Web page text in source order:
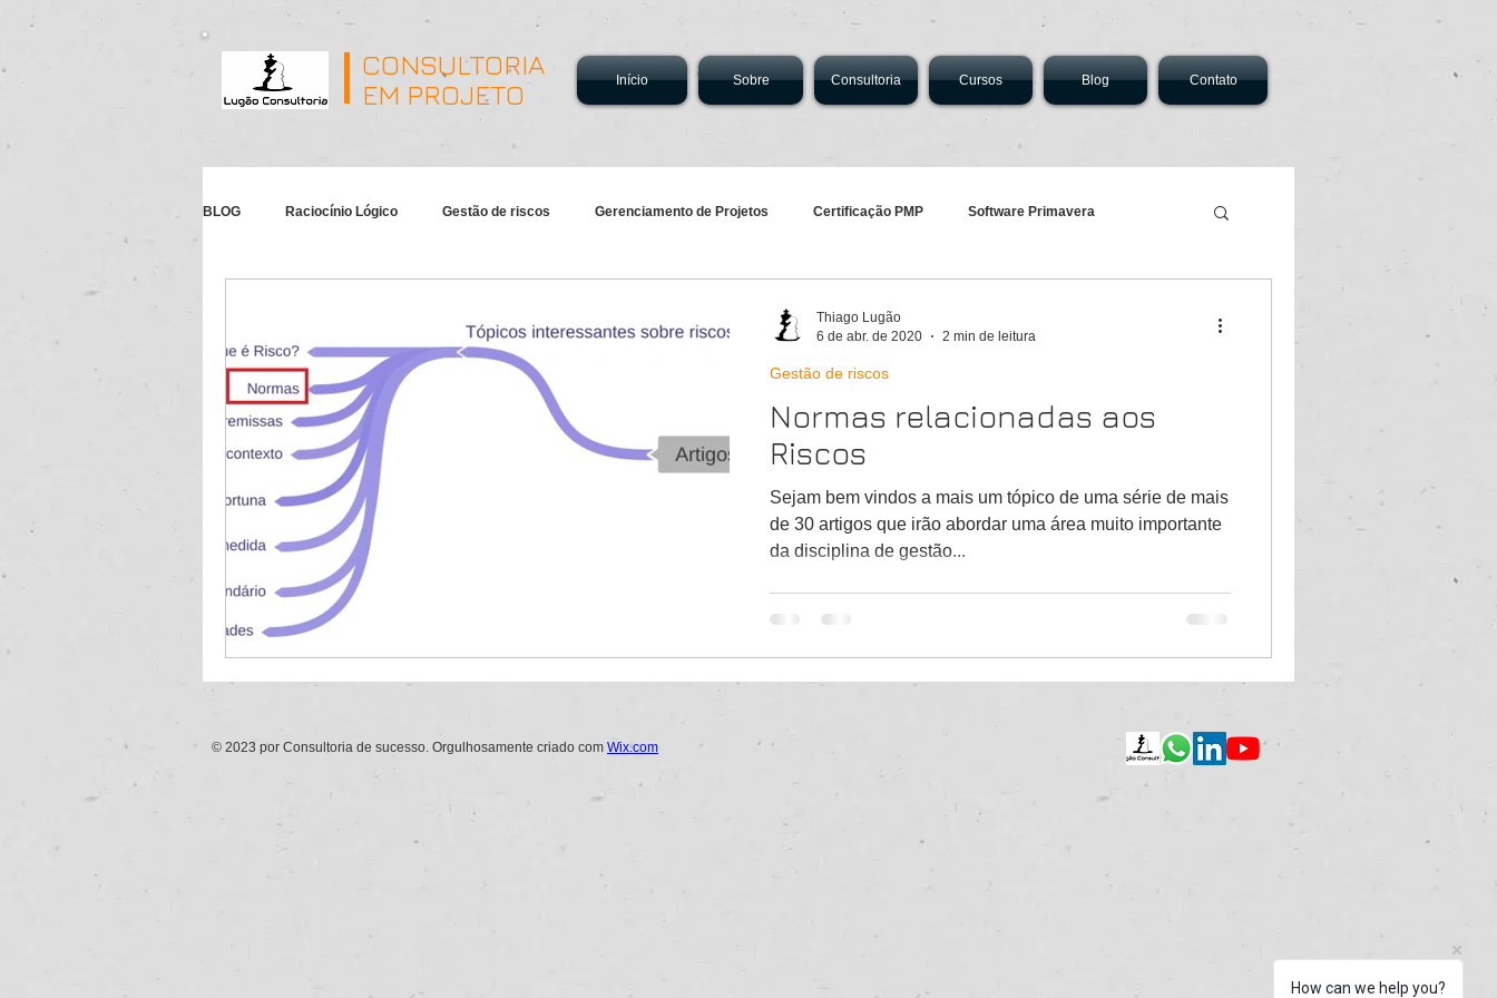
CONSULTORIA
EM PROJETO
Início Sobre Consultoria Cursos Blog Contato
BLOG Raciocínio Lógico Gestão de riscos Gerenciamento de Projetos Certificação PMP Software Primavera
Normas relacionadas aos
Riscos
Sejam bem vindos a mais um tópico de uma série de mais
de 30 artigos que irão abordar uma área muito importante
da disciplina de gestão...
Gestão de riscos
Thiago Lugão
6 de abr. de 2020
2 min de leitura
© 2023 por Consultoria de sucesso. Orgulhosamente criado com Wix.com
How can we help you?